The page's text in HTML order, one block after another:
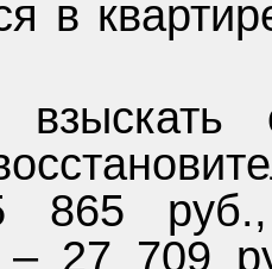
в
руб.,
27 709